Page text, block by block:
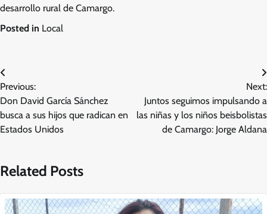
desarrollo rural de Camargo.
Posted in Local
Navegación
de
entradas
Previous:
Don David García Sánchez
busca a sus hijos que radican en
Estados Unidos
Next:
Juntos seguimos impulsando a
las niñas y los niños beisbolistas
de Camargo: Jorge Aldana
Related Posts